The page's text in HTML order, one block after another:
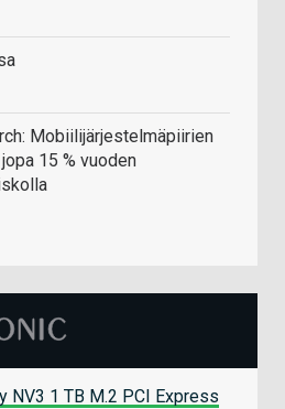
Mobiilijärjestelmäpiirien
15 % vuoden
NV3 1 TB M.2 PCI Express